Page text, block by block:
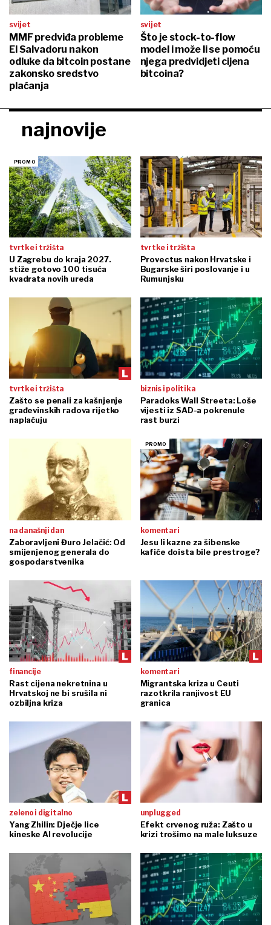
svijet
MMF predviđa probleme
El Salvadoru nakon
odluke da bitcoin postane
zakonsko sredstvo
plaćanja
svijet
Što je stock-to-flow
model i može li se pomoću
njega predvidjeti cijena
bitcoina?
najnovije
tvrtke i tržišta
U Zagrebu do kraja 2027.
stiže gotovo 100 tisuća
kvadrata novih ureda
tvrtke i tržišta
Provectus nakon Hrvatske i
Bugarske širi poslovanje i u
Rumunjsku
tvrtke i tržišta
Zašto se penali za kašnjenje
građevinskih radova rijetko
naplaćuju
biznis i politika
Paradoks Wall Streeta: Loše
vijesti iz SAD-a pokrenule
rast burzi
na današnji dan
Zaboravljeni Đuro Jelačić: Od
smijenjenog generala do
gospodarstvenika
komentari
Jesu li kazne za šibenske
kafiće doista bile prestroge?
financije
Rast cijena nekretnina u
Hrvatskoj ne bi srušila ni
ozbiljna kriza
komentari
Migrantska kriza u Ceuti
razotkrila ranjivost EU
granica
zeleno i digitalno
Yang Zhilin: Dječje lice
kineske AI revolucije
unplugged
Efekt crvenog ruža: Zašto u
krizi trošimo na male luksuze